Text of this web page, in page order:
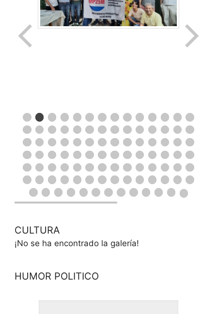
CULTURA
¡No se ha encontrado la galería!
HUMOR POLITICO